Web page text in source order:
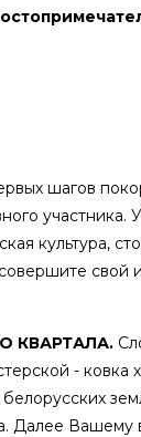
шагов
участника.
культура,
свой
КВАРТАЛА.
- ковка
Далее Вашему